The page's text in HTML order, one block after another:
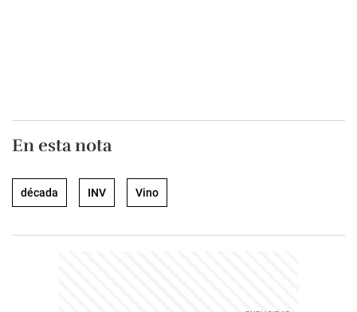
En esta nota
década INV Vino